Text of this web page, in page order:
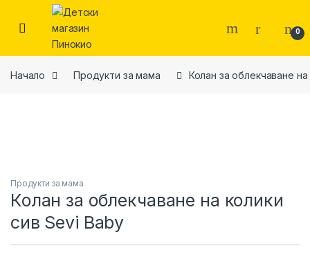
Skip to navigation
Skip to content
0
Начало Продукти за мама Колан за облекчаване
Продукти за мама
Колан за облекчаване на колики
сив Sevi Baby